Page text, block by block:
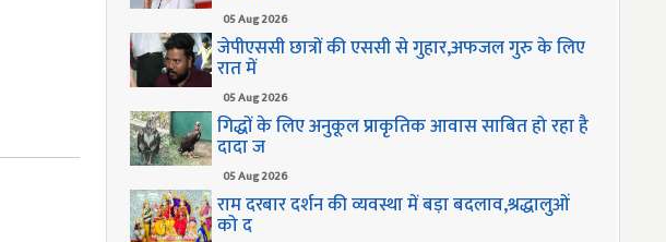
05 Aug 2026
जेपीएससी छात्रों की एससी से गुहार,अफजल गुरु के लिए
रात में
05 Aug 2026
गिद्धों के लिए अनुकूल प्राकृतिक आवास साबित हो रहा है
दादा ज
05 Aug 2026
राम दरबार दर्शन की व्यवस्था में बड़ा बदलाव,श्रद्धालुओं
को द